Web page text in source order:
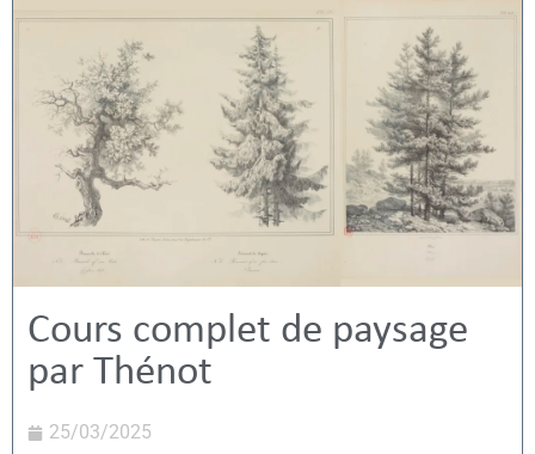
Cours complet de paysage
par Thénot
25/03/2025